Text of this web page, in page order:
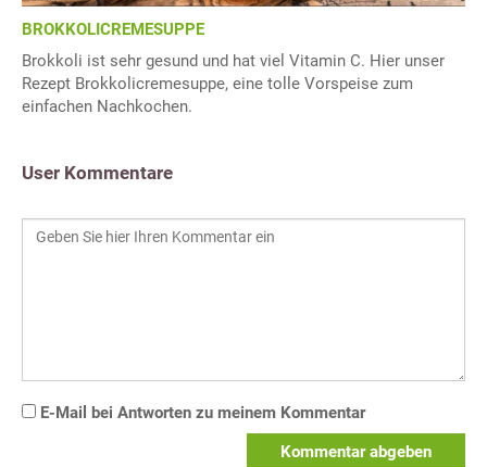
BROKKOLICREMESUPPE
Brokkoli ist sehr gesund und hat viel Vitamin C. Hier unser
Rezept Brokkolicremesuppe, eine tolle Vorspeise zum
einfachen Nachkochen.
User Kommentare
E-Mail bei Antworten zu meinem Kommentar
Kommentar abgeben